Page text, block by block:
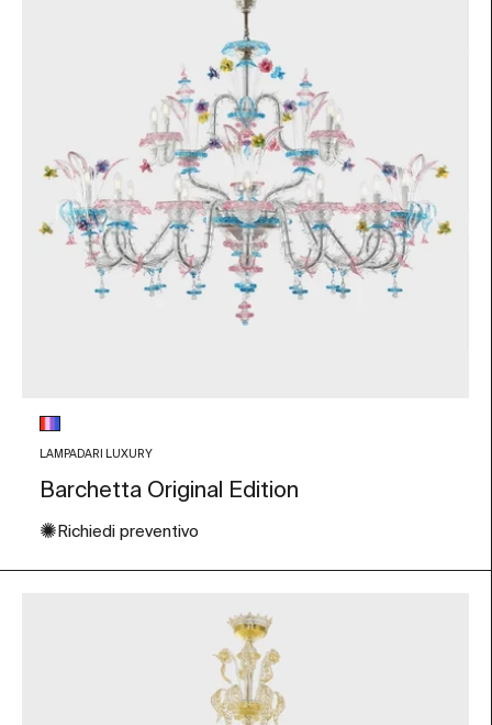
Colore vetro
Multicolore
LAMPADARI LUXURY
Barchetta Original Edition
✺ Richiedi preventivo